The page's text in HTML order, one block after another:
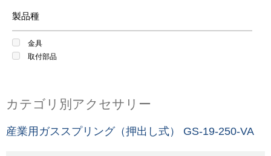
製品種
金具
取付部品
カテゴリ別アクセサリー
産業用ガススプリング（押出し式） GS-19-250-VA